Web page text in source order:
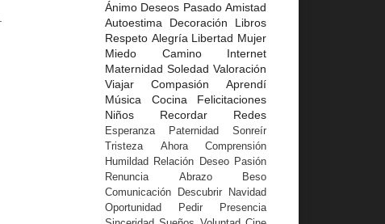
Ánimo Deseos Pasado Amistad
Autoestima
Decoración
Libros
Respeto Alegría Libertad Mujer
Miedo
Camino
Internet
Maternidad Soledad Valoración
Viajar
Compasión
Aprendí
Música
Cocina
Felicitaciones
Niños
Recordar Redes
Esperanza Paternidad
Sonreír
Tristeza
Ahora
Comprensión
Humildad
Relación Deseo Pasión
Renuncia
Abrazo
Beso
Comunicación
Descubrir
Navidad
Oportunidad
Pedir
Presencia